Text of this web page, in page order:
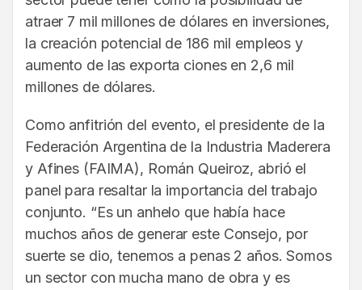
atraer 7 mil millones de dólares en inversiones,
la creación potencial de 186 mil empleos y
aumento de las exporta ciones en 2,6 mil
millones de dólares.
Como anfitrión del evento, el presidente de la
Federación Argentina de la Industria Maderera
y Afines (FAIMA), Román Queiroz, abrió el
panel para resaltar la importancia del trabajo
conjunto. “Es un anhelo que había hace
muchos años de generar este Consejo, por
suerte se dio, tenemos a penas 2 años. Somos
un sector con mucha mano de obra y es